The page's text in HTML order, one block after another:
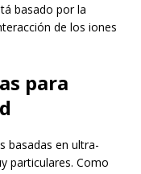
basado por la
de los iones
para
basadas en ultra-
particulares. Como